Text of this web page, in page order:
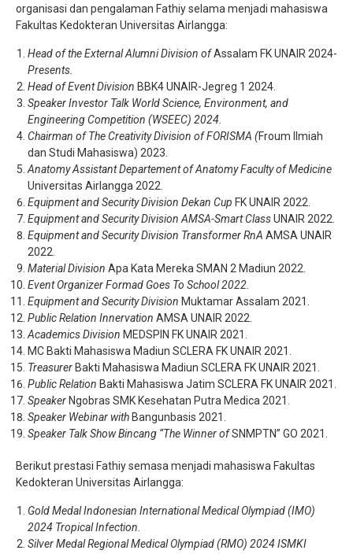
organisasi dan pengalaman Fathiy selama menjadi mahasiswa
Fakultas Kedokteran Universitas Airlangga:
Head of the External Alumni Division ofAssalam FK UNAIR 2024-
Presents.
Head of Event Division BBK4 UNAIR-Jegreg 1 2024.
Speaker Investor Talk World Science, Environment, and
Engineering Competition (WSEEC) 2024.
Chairman of The Creativity Division of FORISMA (Froum Ilmiah
dan Studi Mahasiswa) 2023.
Anatomy Assistant Departement of Anatomy Faculty of Medicine
Universitas Airlangga 2022.
Equipment and Security Division Dekan Cup FK UNAIR 2022.
Equipment and Security Division AMSA-Smart ClassUNAIR 2022.
Equipment and Security Division Transformer RnA AMSA UNAIR
2022.
Material Division Apa Kata Mereka SMAN 2 Madiun 2022.
Event Organizer Formad Goes To School 2022.
Equipment and Security Division Muktamar Assalam 2021.
Public Relation Innervation AMSA UNAIR 2022.
Academics Division MEDSPIN FK UNAIR 2021.
MC Bakti Mahasiswa Madiun SCLERA FK UNAIR 2021.
Treasurer Bakti Mahasiswa Madiun SCLERA FK UNAIR 2021.
Public Relation Bakti Mahasiswa Jatim SCLERA FK UNAIR 2021.
Speaker Ngobras SMK Kesehatan Putra Medica 2021.
Speaker Webinar with Bangunbasis 2021.
Speaker Talk Show Bincang “The Winner ofSNMPTN” GO 2021.
Berikut prestasi Fathiy semasa menjadi mahasiswa Fakultas
Kedokteran Universitas Airlangga:
Gold Medal Indonesian International Medical Olympiad (IMO)
2024 Tropical Infection.
Silver Medal Regional Medical Olympiad (RMO) 2024 ISMKI